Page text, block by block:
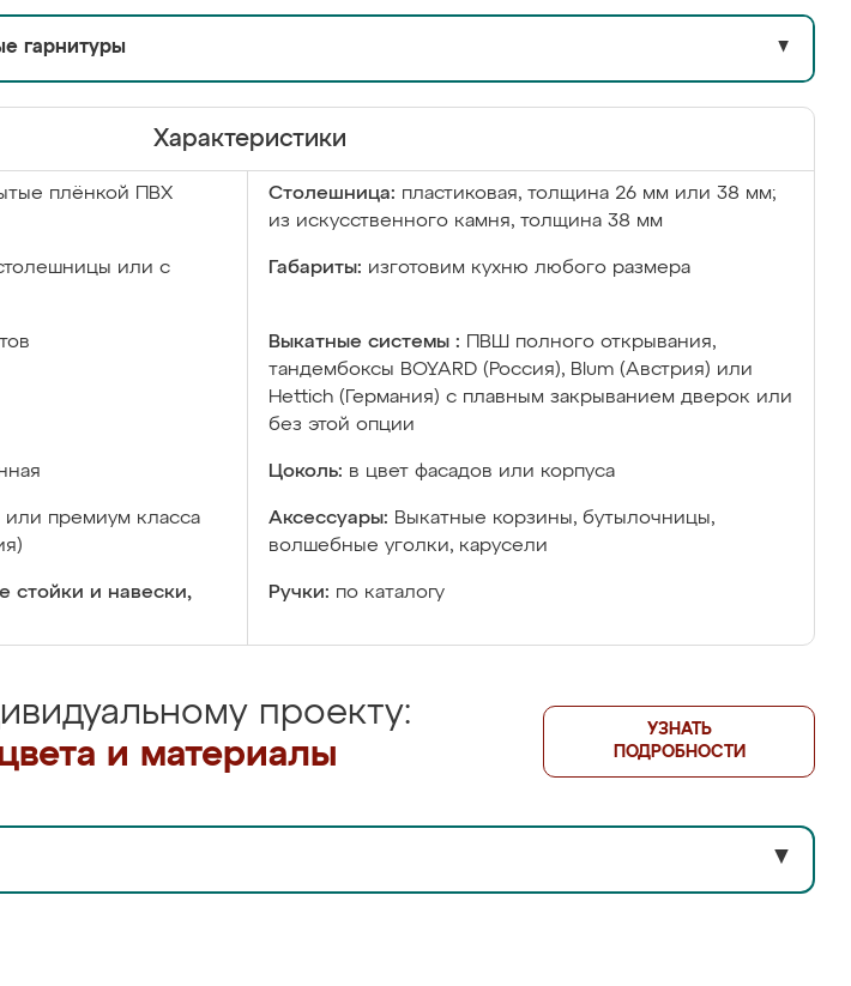
гарнитуры ▼
Характеристики
плёнкой ПВХ Столешница: пластиковая, толщина 26 мм или 38 мм;
из искусственного камня, толщина 38 мм
или с
Габариты: изготовим кухню любого размера
Выкатные системы :
ПВШ полного открывания,
тандембоксы BOYARD (Россия), Blum (Австрия) или
Hettich (Германия) с плавным закрыванием дверок или
без этой опции
Цоколь: в цвет фасадов или корпуса
или премиум класса
Аксессуары: Выкатные корзины, бутылочницы,
волшебные уголки, карусели
стойки и навески,
Ручки: по каталогу
проекту:
и материалы
УЗНАТЬ
ПОДРОБНОСТИ
▼